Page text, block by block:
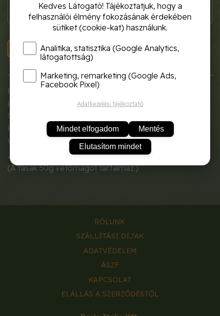
KOSÁRBA
Középkorai, futóbab.
Hüvelyek 218x 2,5 cm, laposak, zöld piros foltokkal,
szálkamentes.
Krémbarna szemek, barna erezettel.
Vírusos betegségekre nem fogékony.
Jól tárolható.
(A tasak 50g vetőmagot tartalmaz.)
RÓLUNK
SZÁLLÍTÁSI DÍJAK
ADATVÉDELEM
ÁSZF
KAPCSOLAT
ELÁLLÁS A SZERZŐDÉSTŐL
Kedves Látogató! Tájékoztatjuk, hogy a
felhasználói élmény fokozásának érdekében
sütiket (cookie-kat) használunk.
Analitika, statisztika (Google Analytics,
látogatottság)
Marketing, remarketing (Google Ads,
Facebook Pixel)
Adatkezelési tájékoztató
Mindet elfogadom Mentés
Elutasítom mindet